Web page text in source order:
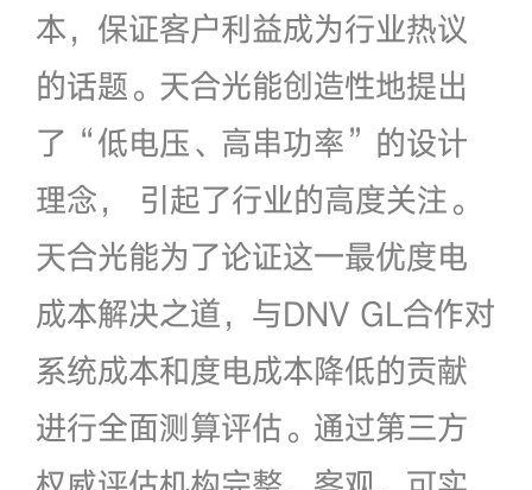
本，保证客户利益成为行业热议
的话题。天合光能创造性地提出
了“低电压、高串功率”的设计
理念， 引起了行业的高度关注。
天合光能为了论证这一最优度电
成本解决之道，与DNV GL合作对
系统成本和度电成本降低的贡献
进行全面测算评估。通过第三方